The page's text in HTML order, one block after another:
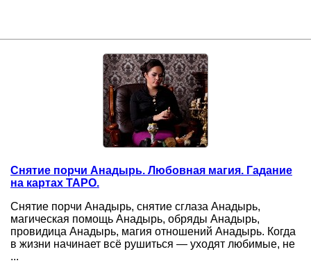
Снятие порчи Анадырь. Любовная магия. Гадание
на картах ТАРО.
Снятие порчи Анадырь, снятие сглаза Анадырь,
магическая помощь Анадырь, обряды Анадырь,
провидица Анадырь, магия отношений Анадырь. Когда
в жизни начинает всё рушиться — уходят любимые, не
...